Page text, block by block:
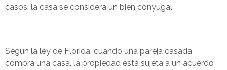
casos, la casa se considera un bien conyugal.
Según la ley de Florida, cuando una pareja casada
compra una casa, la propiedad está sujeta a un acuerdo